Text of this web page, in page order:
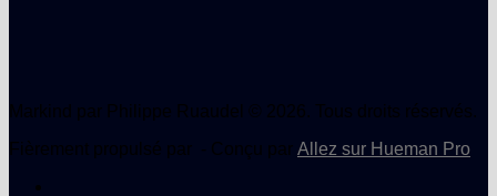
Markind par Philippe Ruaudel © 2026. Tous droits réservés.
Fièrement propulsé par - Conçu par Allez sur Hueman Pro